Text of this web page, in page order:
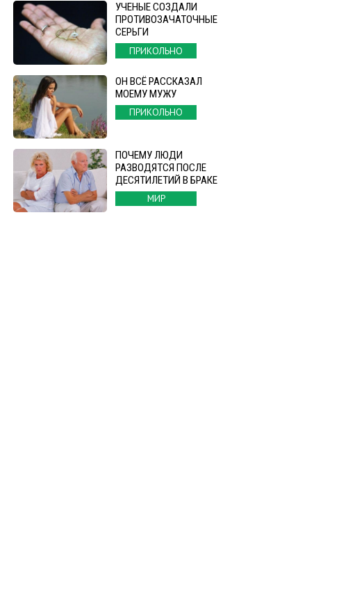
УЧЕНЫЕ СОЗДАЛИ
ПРОТИВОЗАЧАТОЧНЫЕ
СЕРЬГИ
ПРИКОЛЬНО
ОН ВСЁ РАССКАЗАЛ
МОЕМУ МУЖУ
ПРИКОЛЬНО
ПОЧЕМУ ЛЮДИ
РАЗВОДЯТСЯ ПОСЛЕ
ДЕСЯТИЛЕТИЙ В БРАКЕ
МИР